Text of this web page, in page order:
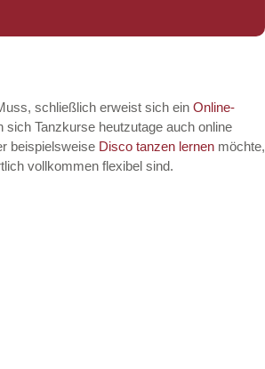
schließlich erweist sich ein Online-
Tanzkurse heutzutage auch online
beispielsweise Disco tanzen lernen möchte,
vollkommen flexibel sind.